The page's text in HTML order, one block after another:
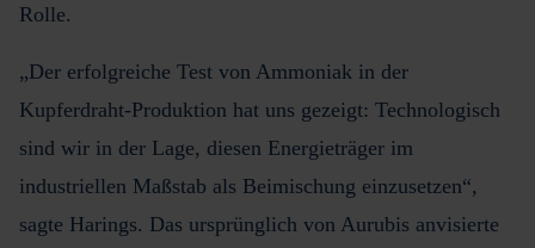
Rolle.
„Der erfolgreiche Test von Ammoniak in der
Kupferdraht-Produktion hat uns gezeigt: Technologisch
sind wir in der Lage, diesen Energieträger im
industriellen Maßstab als Beimischung einzusetzen“,
sagte Harings. Das ursprünglich von Aurubis anvisierte